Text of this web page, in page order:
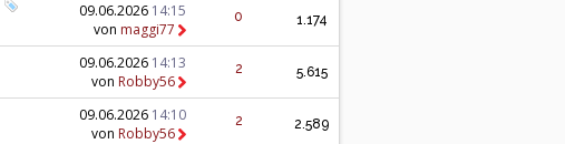
09.06.2026 14:15
von maggi77
0 1.174
09.06.2026 14:13
von Robby56
2 5.615
09.06.2026 14:10
von Robby56
2 2.589